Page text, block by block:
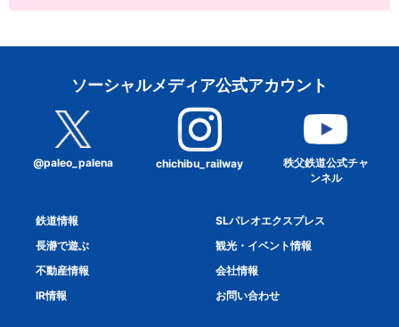
ソーシャルメディア公式アカウント
@paleo_palena chichibu_railway
秩父鉄道公式チャ
ンネル
鉄道情報
SLパレオエクスプレス
長瀞で遊ぶ
観光・イベント情報
不動産情報
会社情報
IR情報
お問い合わせ